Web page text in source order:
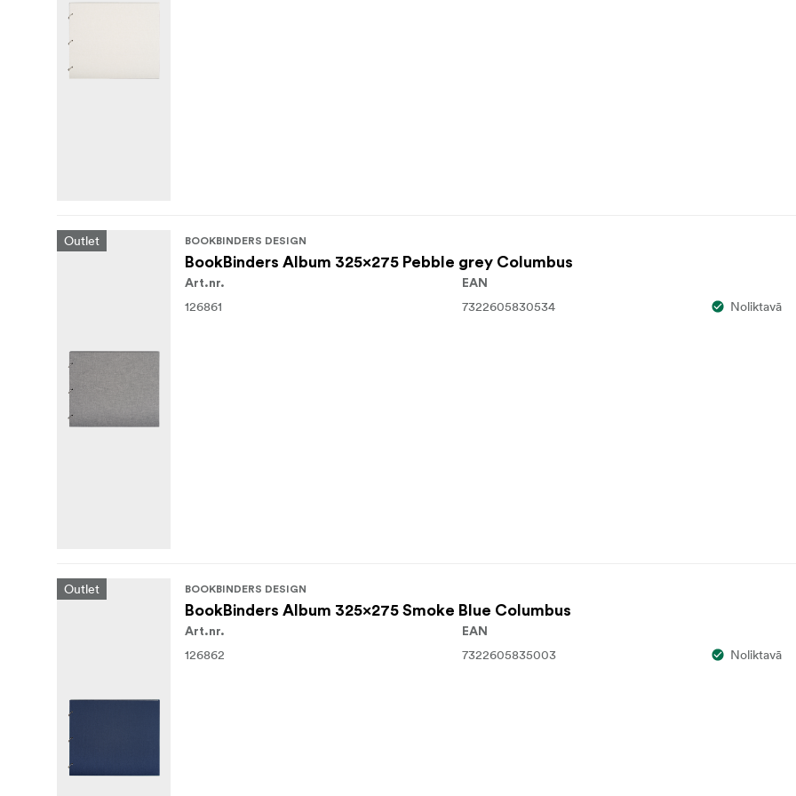
Outlet BOOKBINDERS DESIGN
BookBinders Album 325x275 Pebble grey Columbus
Art.nr.
126861
EAN
7322605830534 Noliktavā
Outlet BOOKBINDERS DESIGN
BookBinders Album 325x275 Smoke Blue Columbus
Art.nr.
126862
EAN
7322605835003 Noliktavā